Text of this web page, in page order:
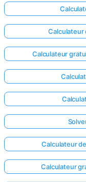
Calculateur
Calculateur
Calculateur